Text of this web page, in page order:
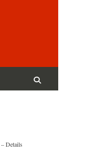
– Details